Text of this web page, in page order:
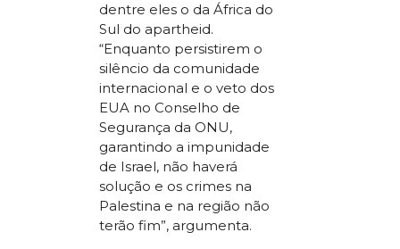
dentre eles o da África do
Sul do apartheid.
“Enquanto persistirem o
silêncio da comunidade
internacional e o veto dos
EUA no Conselho de
Segurança da ONU,
garantindo a impunidade
de Israel, não haverá
solução e os crimes na
Palestina e na região não
terão fim”, argumenta.